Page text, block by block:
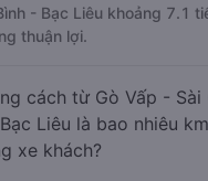
- Bạc Liêu khoảng 7.1
thuận lợi.
cách từ Gò Vấp - Sài
Liêu là bao nhiêu
xe khách?